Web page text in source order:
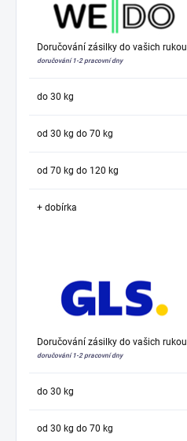
Doručování zásilky do vašich rukou
doručování 1-2 pracovní dny
do 30 kg
od 30 kg do 70 kg
od 70 kg do 120 kg
+ dobírka
Doručování zásilky do vašich rukou
doručování 1-2 pracovní dny
do 30 kg
od 30 kg do 70 kg